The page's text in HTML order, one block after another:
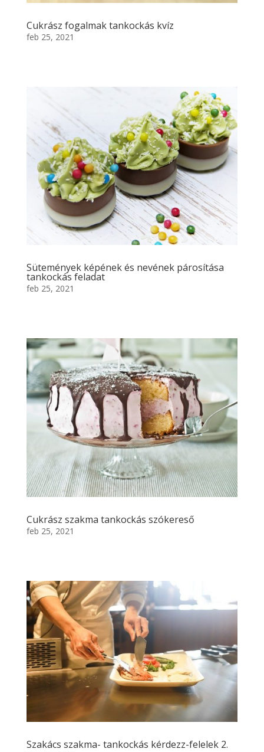
Cukrász fogalmak tankockás kvíz
feb 25, 2021
Sütemények képének és nevének párosítása
tankockás feladat
feb 25, 2021
Cukrász szakma tankockás szókereső
feb 25, 2021
Szakács szakma- tankockás kérdezz-felelek 2.